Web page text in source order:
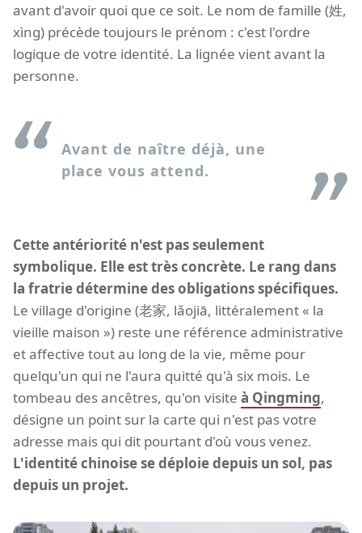
avant d'avoir quoi que ce soit. Le nom de famille (姓,
xìng) précède toujours le prénom : c'est l'ordre
logique de votre identité. La lignée vient avant la
personne.
Avant de naître déjà, une
place vous attend.
Cette antériorité n'est pas seulement
symbolique. Elle est très concrète. Le rang dans
la fratrie détermine des obligations spécifiques.
Le village d'origine (老家, lǎojiā, littéralement « la
vieille maison ») reste une référence administrative
et affective tout au long de la vie, même pour
quelqu'un qui ne l'aura quitté qu'à six mois. Le
tombeau des ancêtres, qu'on visite à Qingming,
désigne un point sur la carte qui n'est pas votre
adresse mais qui dit pourtant d'où vous venez.
L'identité chinoise se déploie depuis un sol, pas
depuis un projet.